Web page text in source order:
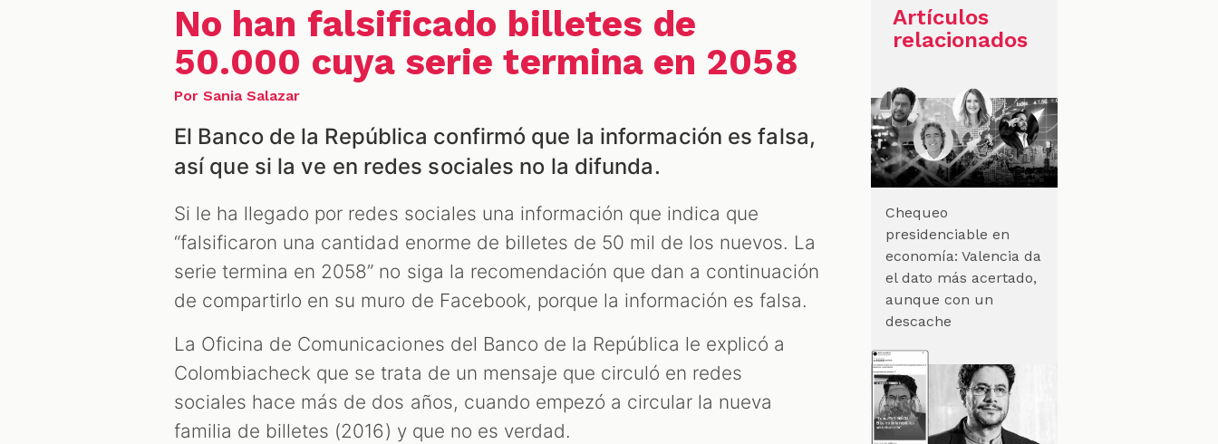
No han falsificado billetes de
50.000 cuya serie termina en 2058
Por Sania Salazar
El Banco de la República confirmó que la información es falsa,
así que si la ve en redes sociales no la difunda.
Si le ha llegado por redes sociales una información que indica que
“falsificaron una cantidad enorme de billetes de 50 mil de los nuevos. La
serie termina en 2058” no siga la recomendación que dan a continuación
de compartirlo en su muro de Facebook, porque la información es falsa.
La Oficina de Comunicaciones del Banco de la República le explicó a
Colombiacheck que se trata de un mensaje que circuló en redes
sociales hace más de dos años, cuando empezó a circular la nueva
familia de billetes (2016) y que no es verdad.
Artículos
relacionados
Chequeo
presidenciable en
economía: Valencia da
el dato más acertado,
aunque con un
descache